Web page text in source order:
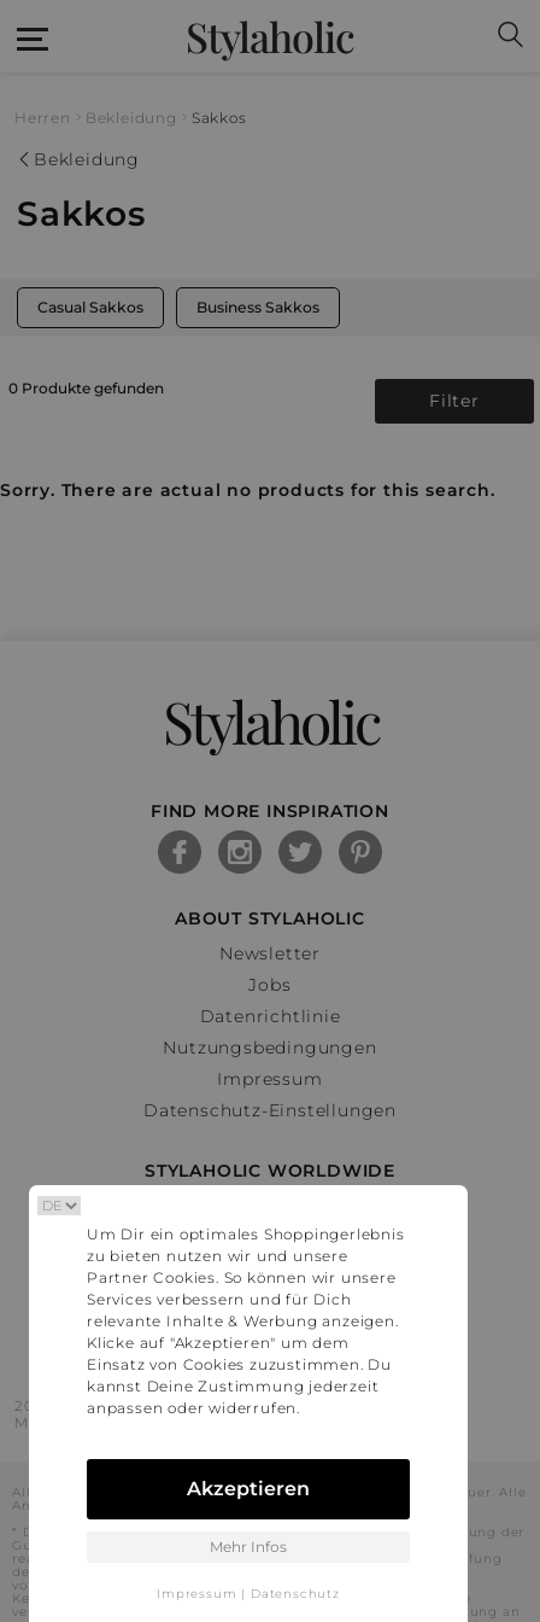
Stylaholic
Herren Bekleidung Sakkos
Bekleidung
Sakkos
Casual Sakkos Business Sakkos
0 Produkte gefunden
Filter
Sorry. There are actual no products for this search.
Stylaholic
FIND MORE INSPIRATION
ABOUT STYLAHOLIC
Newsletter
Jobs
Datenrichtlinie
Nutzungsbedingungen
Impressum
Datenschutz-Einstellungen
STYLAHOLIC WORLDWIDE
Österreich
Schweiz
France
United States
2016 - 2026 © Stylaholic.
Made for you with love in munich.
Alle Preise inkl. der jeweils geltenden gesetzlichen Mehrwertsteuer. Alle
Angaben ohne Gewähr.
* Die angezeigten Preise beinhalten Rabatte, die durch die Nutzung der
Gutschein-Codes auf den Seiten unserer Partner voraussichtlich
realisiert werden können. Stylaholic führt keine vollständige Prüfung
der Gutschein-Codes durch und es kann daher in Einzelfällen
vorkommen, dass die Gutscheine abweichend von unserem
Kenntnisstand bei dem jeweiligen Shop nicht oder nur teilweise
verwendet werden können. Darüber hinaus kann deren Verwendung an
Um Dir ein optimales Shoppingerlebnis
zu bieten nutzen wir und unsere
Partner Cookies. So können wir unsere
Services verbessern und für Dich
relevante Inhalte & Werbung anzeigen.
Klicke auf "Akzeptieren" um dem
Einsatz von Cookies zuzustimmen. Du
kannst Deine Zustimmung jederzeit
anpassen oder widerrufen.
Akzeptieren
Mehr Infos
Impressum | Datenschutz